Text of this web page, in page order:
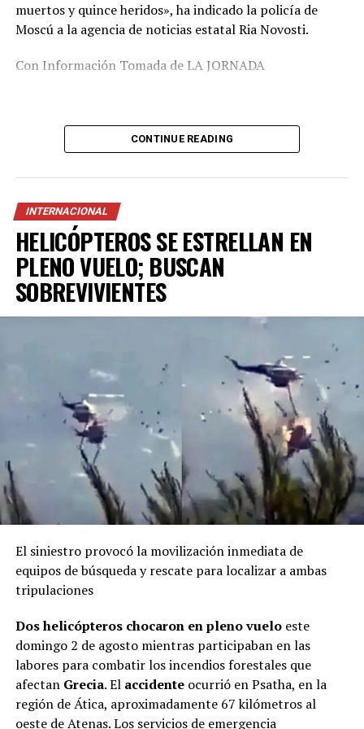
muertos y quince heridos», ha indicado la policía de
Moscú a la agencia de noticias estatal Ria Novosti.
Con Información Tomada de LA JORNADA
CONTINUE READING
INTERNACIONAL
HELICÓPTEROS SE ESTRELLAN EN
PLENO VUELO; BUSCAN
SOBREVIVIENTES
El siniestro provocó la movilización inmediata de
equipos de búsqueda y rescate para localizar a ambas
tripulaciones
Dos helicópteros chocaron en pleno vueloeste
domingo 2 de agosto mientras participaban en las
labores para combatir los incendios forestales que
afectan Grecia. El accidenteocurrió en Psatha, en la
región de Ática, aproximadamente 67 kilómetros al
oeste de Atenas. Los servicios de emergencia